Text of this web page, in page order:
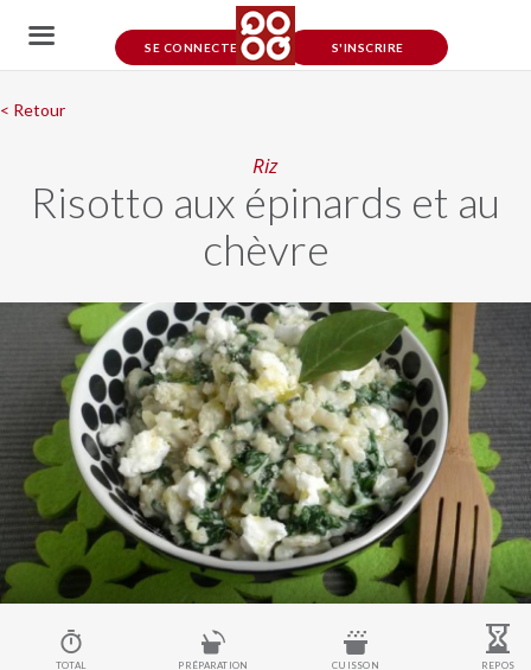
SE CONNECTER S'INSCRIRE
< Retour
Riz
Risotto aux épinards et au
chèvre
TOTAL PRÉPARATION CUISSON REPOS